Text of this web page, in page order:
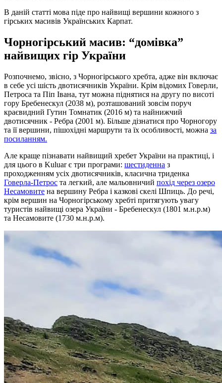
В даній статті мова піде про найвищі вершини кожного з
гірських масивів Українських Карпат.
Чорногірський масив: “домівка”
найвищих гір України
Розпочнемо, звісно, з Чорногірського хребта, адже він включає
в себе усі шість двотисячників України. Крім відомих Говерли,
Петроса та Піп Івана, тут можна піднятися на другу по висоті
гору Бребенескул (2038 м), розташований зовсім поруч
краєвидний Гутин Томнатик (2016 м) та найнижчий
двотисячник - Ребра (2001 м). Більше дізнатися про Чорногору
та її вершини, пішохідні маршрути та їх особливості, можна за
посиланням.
Але краще пізнавати найвищий хребет України на практиці, і
для цього в Kuluar є три програми: шестиденна з
проходженням усіх двотисячників, класична триденка
Говерла-Петрос та легкий, але мальовничий похід через озеро
Несамовите на вершину Ребра і казкові скелі Шпиць. До речі,
крім вершин на Чорногірському хребті притягують увагу
туристів найвищі озера України - Бребенескул (1801 м.н.р.м)
та Несамовите (1730 м.н.р.м).